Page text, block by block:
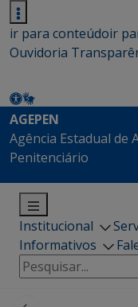
ir para conteúdoir
Ouvidoria
AGEPEN
Agência Estadual de
Penitenciário
Institucional
Informativos
Pesquisar
por: